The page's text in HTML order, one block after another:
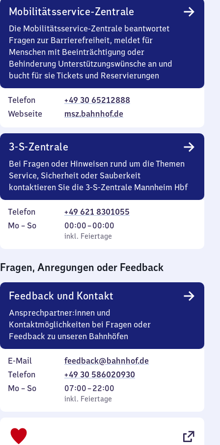
Mobilitätsservice-Zentrale
Die Mobilitätsservice-Zentrale beantwortet
Fragen zur Barrierefreiheit, meldet für
Menschen mit Beeinträchtigung oder
Behinderung Unterstützungswünsche an und
bucht für sie Tickets und Reservierungen
Telefon
+49 30 65212888
Webseite
msz.bahnhof.de
3-S-Zentrale
Bei Fragen oder Hinweisen rund um die Themen
Service, Sicherheit oder Sauberkeit
kontaktieren Sie die 3-S-Zentrale Mannheim Hbf
Telefon
+49 621 8301055
Montag
Mo – So,
inkl. Feiertage
00:00–00:00
Von
0
0
Uhr
inkl. Feiertage
Fragen, Anregungen oder Feedback
Feedback und Kontakt
Ansprechpartner:innen und
Kontaktmöglichkeiten bei Fragen oder
Feedback zu unseren Bahnhöfen
E-Mail
feedback@bahnhof.de
Telefon
+49 30 586020930
Montag
Mo – So,
inkl. Feiertage
07:00–22:00
Von
7
inkl. Feiertage